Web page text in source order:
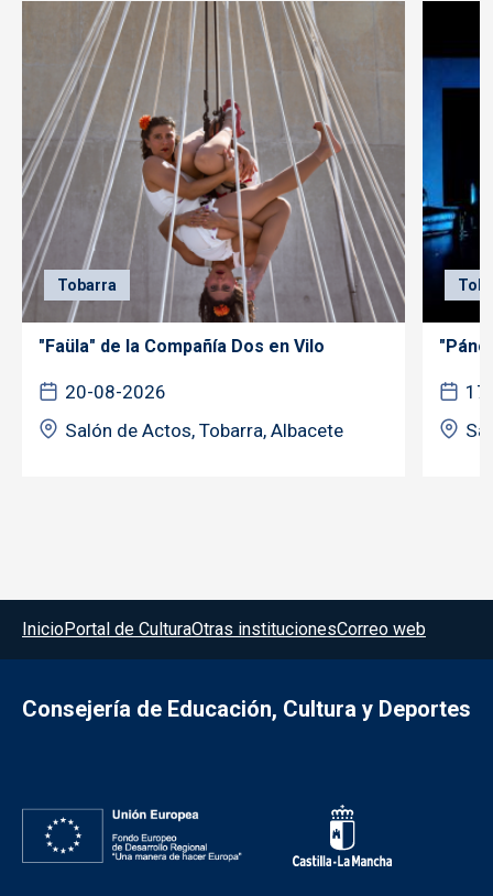
Tobarra
"Faüla" de la Compañía Dos en Vilo
20-08-2026
Salón de Actos, Tobarra, Albacete
Menú del pie
InicioPortal de CulturaOtras institucionesCorreo web
Consejería de Educación, Cultura y Deportes